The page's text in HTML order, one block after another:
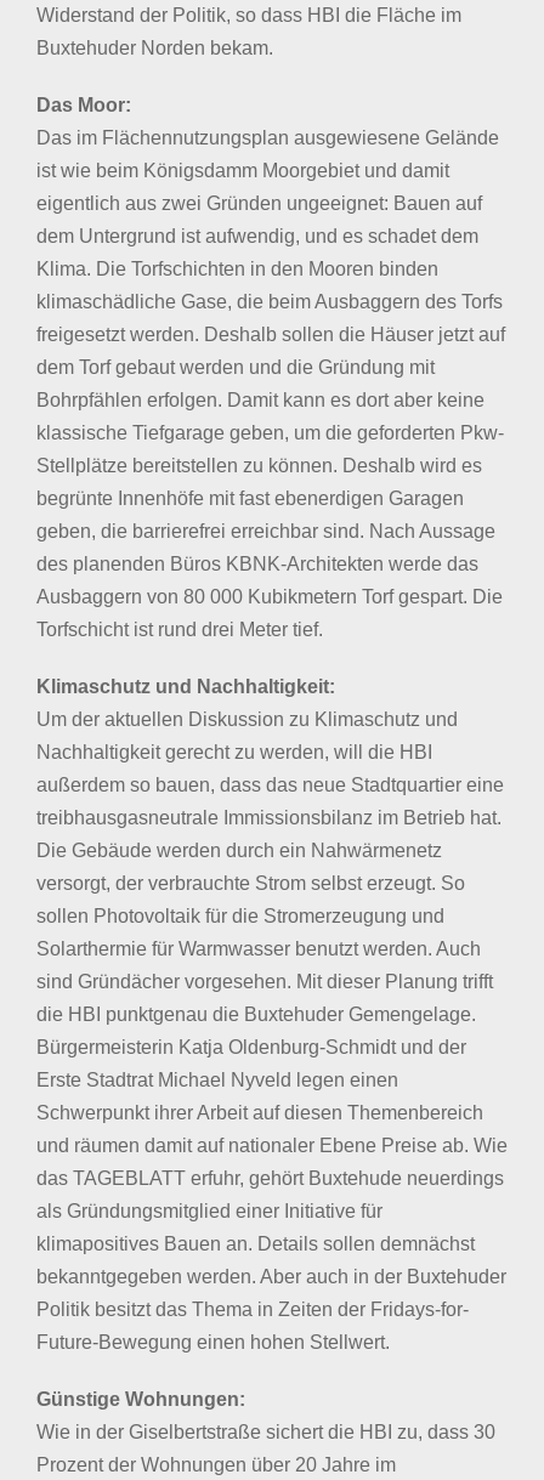
Widerstand der Politik, so dass HBI die Fläche im
Buxtehuder Norden bekam.
Das Moor:
Das im Flächennutzungsplan ausgewiesene Gelände
ist wie beim Königsdamm Moorgebiet und damit
eigentlich aus zwei Gründen ungeeignet: Bauen auf
dem Untergrund ist aufwendig, und es schadet dem
Klima. Die Torfschichten in den Mooren binden
klimaschädliche Gase, die beim Ausbaggern des Torfs
freigesetzt werden. Deshalb sollen die Häuser jetzt auf
dem Torf gebaut werden und die Gründung mit
Bohrpfählen erfolgen. Damit kann es dort aber keine
klassische Tiefgarage geben, um die geforderten Pkw-
Stellplätze bereitstellen zu können. Deshalb wird es
begrünte Innenhöfe mit fast ebenerdigen Garagen
geben, die barrierefrei erreichbar sind. Nach Aussage
des planenden Büros KBNK-Architekten werde das
Ausbaggern von 80 000 Kubikmetern Torf gespart. Die
Torfschicht ist rund drei Meter tief.
Klimaschutz und Nachhaltigkeit:
Um der aktuellen Diskussion zu Klimaschutz und
Nachhaltigkeit gerecht zu werden, will die HBI
außerdem so bauen, dass das neue Stadtquartier eine
treibhausgasneutrale Immissionsbilanz im Betrieb hat.
Die Gebäude werden durch ein Nahwärmenetz
versorgt, der verbrauchte Strom selbst erzeugt. So
sollen Photovoltaik für die Stromerzeugung und
Solarthermie für Warmwasser benutzt werden. Auch
sind Gründächer vorgesehen. Mit dieser Planung trifft
die HBI punktgenau die Buxtehuder Gemengelage.
Bürgermeisterin Katja Oldenburg-Schmidt und der
Erste Stadtrat Michael Nyveld legen einen
Schwerpunkt ihrer Arbeit auf diesen Themenbereich
und räumen damit auf nationaler Ebene Preise ab. Wie
das TAGEBLATT erfuhr, gehört Buxtehude neuerdings
als Gründungsmitglied einer Initiative für
klimapositives Bauen an. Details sollen demnächst
bekanntgegeben werden. Aber auch in der Buxtehuder
Politik besitzt das Thema in Zeiten der Fridays-for-
Future-Bewegung einen hohen Stellwert.
Günstige Wohnungen:
Wie in der Giselbertstraße sichert die HBI zu, dass 30
Prozent der Wohnungen über 20 Jahre im